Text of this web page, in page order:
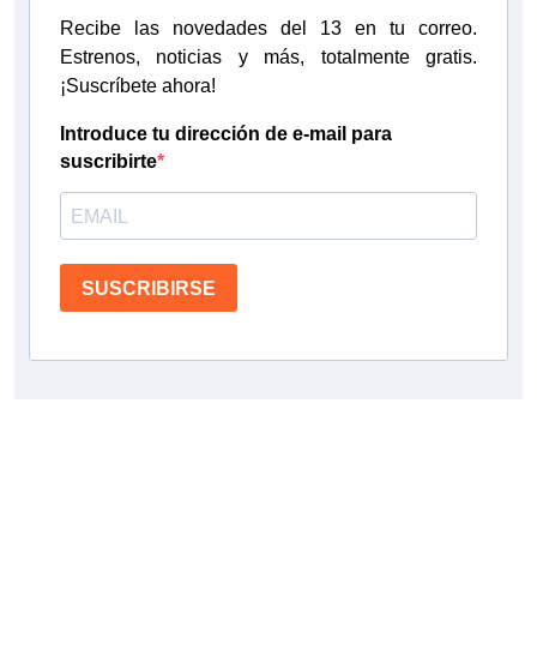
Recibe las novedades del 13 en tu correo.
Estrenos, noticias y más, totalmente gratis.
¡Suscríbete ahora!
Introduce tu dirección de e-mail para
suscribirte
SUSCRIBIRSE